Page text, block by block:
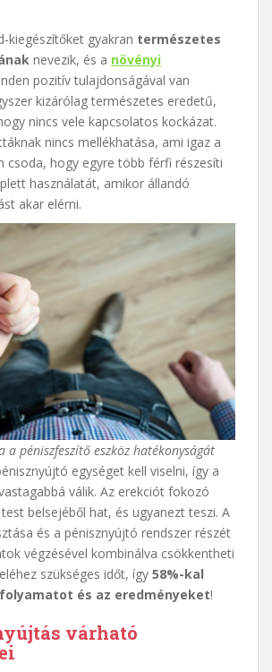
kiegészítőket gyakran természetes
nevezik, és a növényi
pozitív tulajdonságával van
kizárólag természetes eredetű,
nincs vele kapcsolatos kockázat.
nincs mellékhatása, ami igaz a
csoda, hogy egyre több férfi részesíti
használatát, amikor állandó
akar elérni.
a péniszfeszítő eszköz hatékonyságát
egységet kell viselni, így a
válik. Az erekciót fokozó
belsejéből hat, és ugyanezt teszi. A
és a pénisznyújtó rendszer részét
végzésével kombinálva csökkentheti
szükséges időt, így 58%-kal
és az eredményeket!
várható